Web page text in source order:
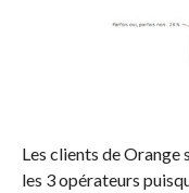
Les clients de
les 3 opérateurs